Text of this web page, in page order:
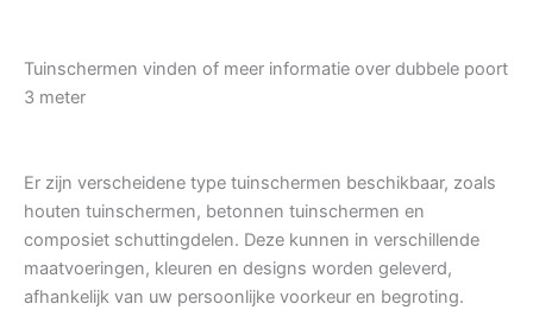
Tuinschermen vinden of meer informatie over dubbele poort
3 meter
Er zijn verscheidene type tuinschermen beschikbaar, zoals
houten tuinschermen, betonnen tuinschermen en
composiet schuttingdelen. Deze kunnen in verschillende
maatvoeringen, kleuren en designs worden geleverd,
afhankelijk van uw persoonlijke voorkeur en begroting.